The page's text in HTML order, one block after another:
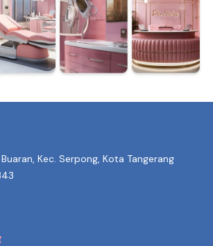
Kec. Serpong, Kota Tangerang